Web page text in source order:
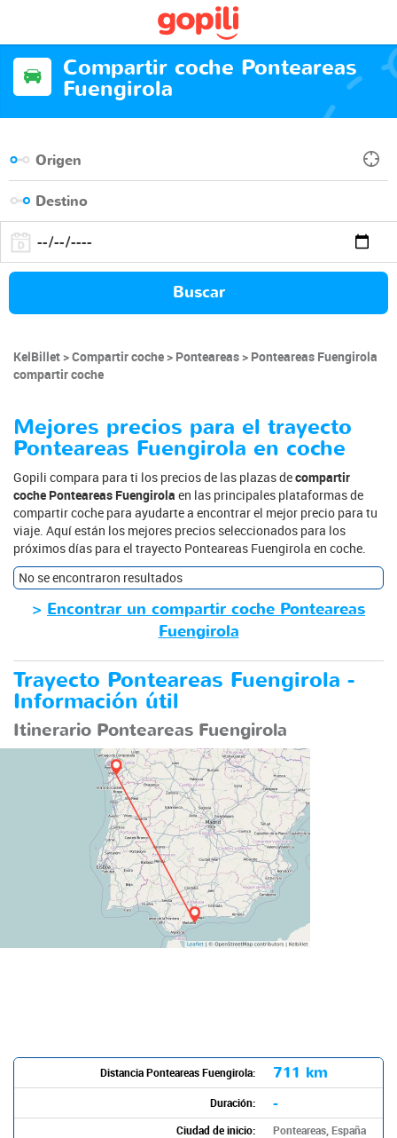
Compartir coche Ponteareas
Fuengirola
Buscar
KelBillet Compartir coche Ponteareas
Ponteareas Fuengirola
compartir coche
Mejores precios para el trayecto
Ponteareas Fuengirola en coche
Gopili compara para ti los precios de las plazas decompartir
coche Ponteareas Fuengirola en las principales plataformas de
compartir coche para ayudarte a encontrar el mejor precio para tu
viaje. Aquí están los mejores precios seleccionados para los
próximos días para el trayecto Ponteareas Fuengirola en coche.
No se encontraron resultados
> Encontrar un compartir coche Ponteareas
Fuengirola
Trayecto Ponteareas Fuengirola -
Información útil
Itinerario Ponteareas Fuengirola
Distancia Ponteareas Fuengirola: 711 km
Duración: -
Ciudad de inicio:
Ponteareas, España